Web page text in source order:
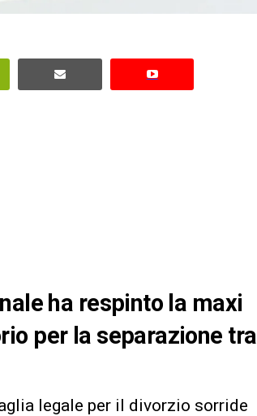
ha respinto la maxi
per la separazione tra
legale per il divorzio sorride